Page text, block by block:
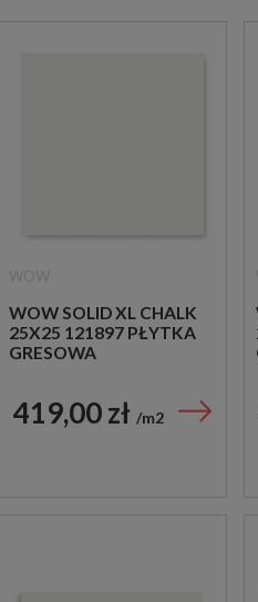
WOW SOLID XL CHALK
25X25 121897 PŁYTKA
GRESOWA
419,00 zł m2